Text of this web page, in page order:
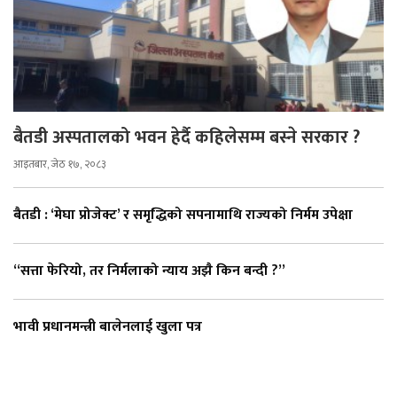
बैतडी अस्पतालको भवन हेर्दै कहिलेसम्म बस्ने सरकार ?
आइतबार, जेठ १७, २०८३
बैतडी : ‘मेघा प्रोजेक्ट’ र समृद्धिको सपनामाथि राज्यको निर्मम उपेक्षा
“सत्ता फेरियो, तर निर्मलाको न्याय अझै किन बन्दी ?”
भावी प्रधानमन्त्री बालेनलाई खुला पत्र